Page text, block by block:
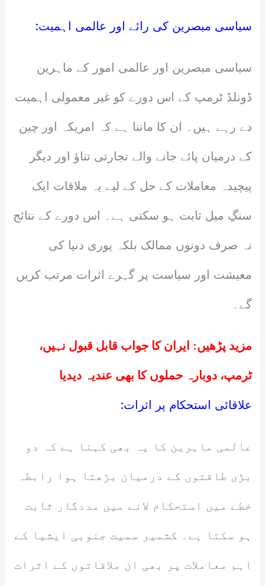
سیاسی مبصرین کی رائے اور عالمی اہمیت:
سیاسی مبصرین اور عالمی امور کے ماہرین
ڈونلڈ ٹرمپ کے اس دورے کو غیر معمولی اہمیت
دے رہے ہیں۔ ان کا ماننا ہے کہ امریکہ اور چین
کے درمیان پائے جانے والے تجارتی تناؤ اور دیگر
پیچیدہ معاملات کے حل کے لیے یہ ملاقات ایک
سنگِ میل ثابت ہو سکتی ہے۔ اس دورے کے نتائج
نہ صرف دونوں ممالک بلکہ پوری دنیا کی
معیشت اور سیاست پر گہرے اثرات مرتب کریں
گے۔
مزید پڑھیں: ایران کا جواب قابل قبول نہیں،
ٹرمپ، دوبارہ حملوں کا بھی عندیہ دیدیا
علاقائی استحکام پر اثرات:
عالمی ماہرین کا یہ بھی کہنا ہے کہ دو
بڑی طاقتوں کے درمیان بڑھتا ہوا رابطہ
خطے میں استحکام لانے میں مددگار ثابت
ہو سکتا ہے۔ کشمیر سمیت جنوبی ایشیا کے
اہم معاملات پر بھی ان ملاقاتوں کے اثرات